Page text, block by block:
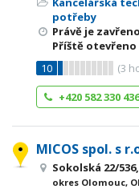
potřeby
Právě je zavřeno
Příště otevřeno
10
(3
+420 582 330 436
MICOS spol. s
Sokolská 22/
okres Olomouc,